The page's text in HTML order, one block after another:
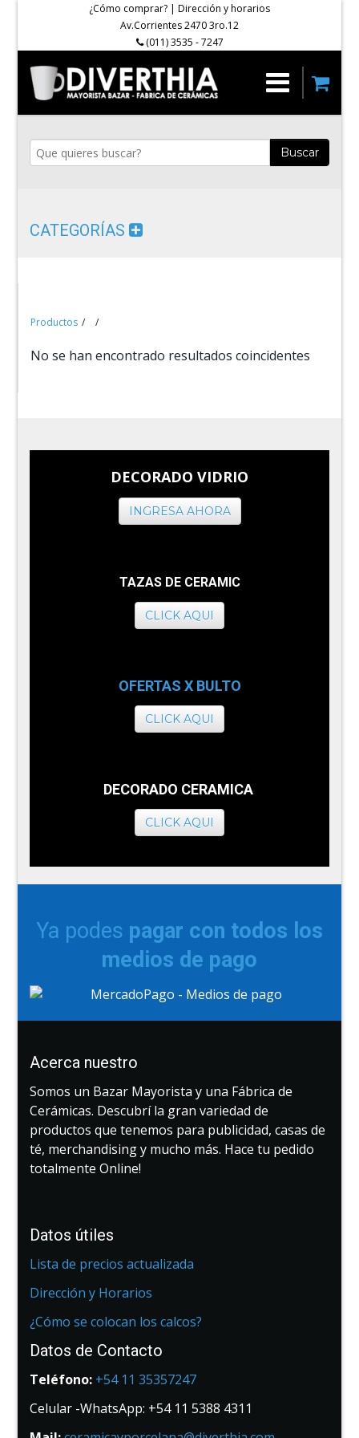
¿Cómo comprar? | Dirección y horarios
Av.Corrientes 2470 3ro.12
(011) 3535 - 7247
Buscar
CATEGORÍAS
Productos
No se han encontrado resultados coincidentes
DECORADO VIDRIO
INGRESA AHORA
TAZAS DE CERAMIC
CLICK AQUI
OFERTAS X BULTO
CLICK AQUI
DECORADO CERAMICA
CLICK AQUI
Ya podes pagar con todos los
medios de pago
Acerca nuestro
Somos un Bazar Mayorista y una Fábrica de
Cerámicas. Descubrí la gran variedad de
productos que tenemos para publicidad, casas de
té, merchandising y mucho más. Hace tu pedido
totalmente Online!
Datos útiles
Lista de precios actualizada
Dirección y Horarios
¿Cómo se colocan los calcos?
Datos de Contacto
Teléfono: +54 11 35357247
Celular -WhatsApp: +54 11 5388 4311